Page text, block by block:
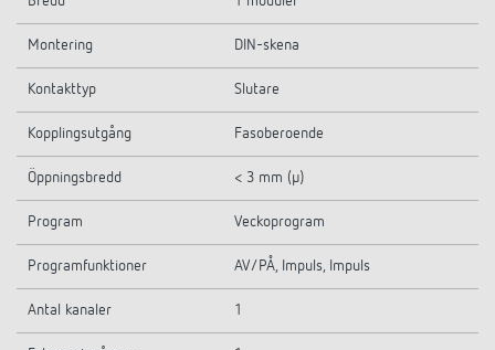
Montering DIN-skena
Kontakttyp Slutare
Kopplingsutgång Fasoberoende
Öppningsbredd < 3 mm (µ)
Program Veckoprogram
Programfunktioner AV/PÅ, Impuls, Impuls
Antal kanaler 1